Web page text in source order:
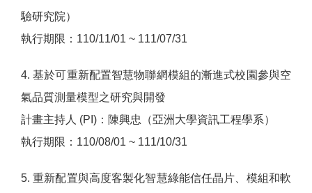
驗研究院）
執行期限：110/11/01 ~ 111/07/31
4. 基於可重新配置智慧物聯網模組的漸進式校園參與空
氣品質測量模型之研究與開發
計畫主持人 (PI)：陳興忠（亞洲大學資訊工程學系）
執行期限：110/08/01 ~ 111/10/31
5. 重新配置與高度客製化智慧綠能信任晶片、模組和軟